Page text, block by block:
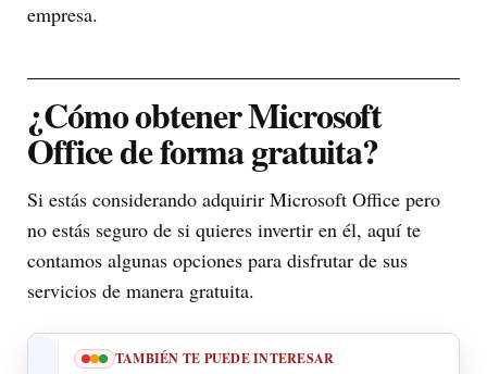
empresa.
¿Cómo obtener Microsoft
Office de forma gratuita?
Si estás considerando adquirir Microsoft Office pero
no estás seguro de si quieres invertir en él, aquí te
contamos algunas opciones para disfrutar de sus
servicios de manera gratuita.
TAMBIÉN TE PUEDE INTERESAR